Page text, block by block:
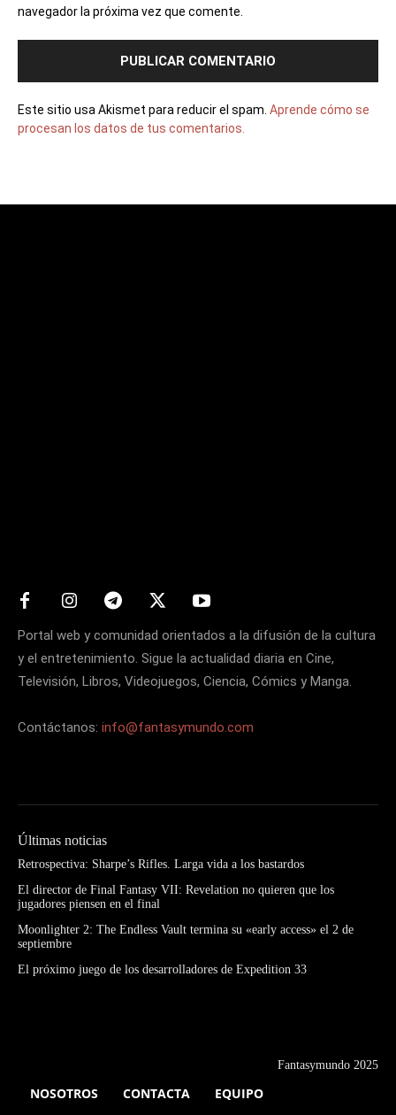
navegador la próxima vez que comente.
Este sitio usa Akismet para reducir el spam. Aprende cómo se
procesan los datos de tus comentarios.
Portal web y comunidad orientados a la difusión de la cultura
y el entretenimiento. Sigue la actualidad diaria en Cine,
Televisión, Libros, Videojuegos, Ciencia, Cómics y Manga.
Contáctanos: info@fantasymundo.com
Últimas noticias
Retrospectiva: Sharpe’s Rifles. Larga vida a los bastardos
El director de Final Fantasy VII: Revelation no quieren que los
jugadores piensen en el final
Moonlighter 2: The Endless Vault termina su «early access» el 2 de
septiembre
El próximo juego de los desarrolladores de Expedition 33
Fantasymundo 2025
NOSOTROS CONTACTA EQUIPO